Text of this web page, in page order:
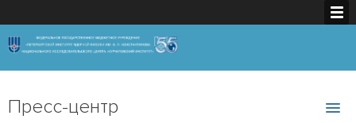
Пресс-центр